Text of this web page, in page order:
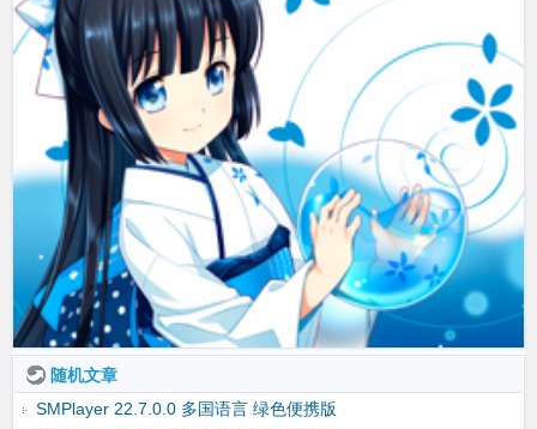
随机文章
SMPlayer 22.7.0.0 多国语言 绿色便携版